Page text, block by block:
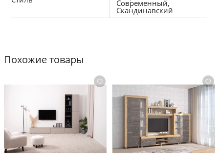
Современный,
Скандинавский
Похожие товары